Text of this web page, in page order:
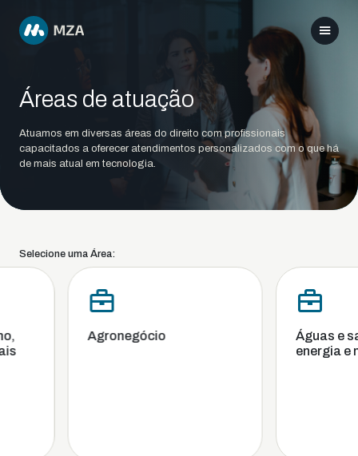
Áreas de atuação
Atuamos em diversas áreas do direito com profissionais
capacitados a oferecer atendimentos personalizados com o que há
de mais atual em tecnologia.
Selecione uma Área:
Agronegócio
Águas e
energia e